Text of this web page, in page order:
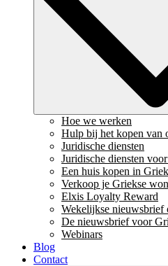
Hoe we werken
Hulp bij het kopen van
Juridische diensten
Juridische diensten
Een huis kopen in
Verkoop je Griekse
Elxis Loyalty Reward
Wekelijkse nieuwsbrief
De nieuwsbrief voor
Webinars
Blog
Contact